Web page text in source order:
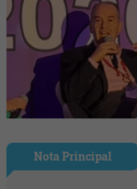
Nota Principal